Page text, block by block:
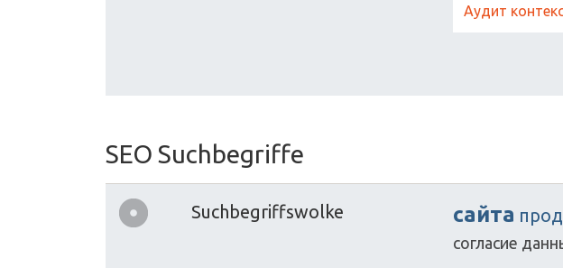
Аудит
SEO Suchbegriffe
Suchbegriffswolke сайта
согласие